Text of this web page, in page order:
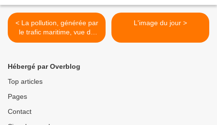
< La pollution, générée par
le trafic maritime, vue de
l’espace
L'image du jour >
Hébergé par Overblog
Top articles
Pages
Contact